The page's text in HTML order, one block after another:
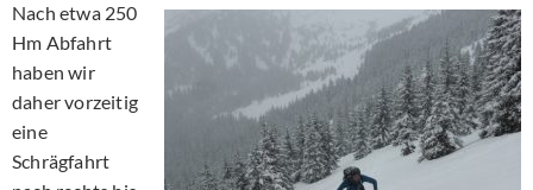
Nach etwa 250
Hm Abfahrt
haben wir
daher vorzeitig
eine
Schrägfahrt